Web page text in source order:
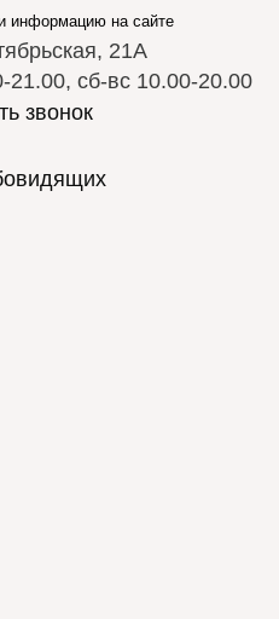
информацию на сайте
21А
сб-вс 10.00-20.00
звонок